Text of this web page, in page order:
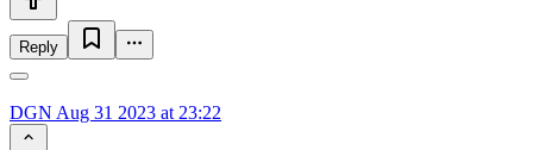
Reply
DGN Aug 31 2023 at 23:22